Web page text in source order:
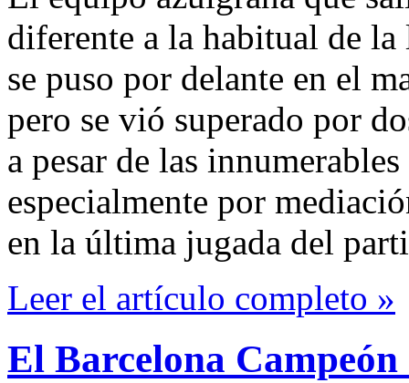
diferente a la habitual de
se puso por delante en el
pero se vió superado por
a pesar de las
especialmente por
en la última jugada del
Leer el artículo completo »
El Barcelona